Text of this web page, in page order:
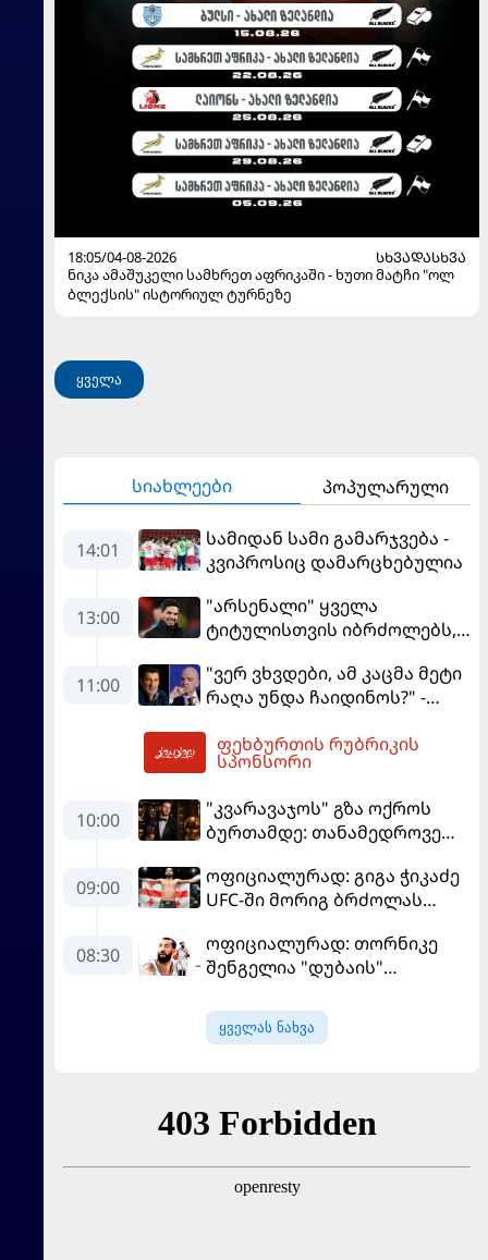
18:05/04-08-2026
ᲡᲮᲕᲐᲓᲐᲡᲮᲕᲐ
ნიკა ამაშუკელი სამხრეთ აფრიკაში - ხუთი მატჩი "ოლ
ბლექსის" ისტორიულ ტურნეზე
ყველა
სიახლეები პოპულარული
14:01
სამიდან სამი გამარჯვება -
კვიპროსიც დამარცხებულია
13:00
"არსენალი" ყველა
ტიტულისთვის იბრძოლებს,
გვსურს" - მიკელ არტეტა
11:00
"ვერ ვხვდები, ამ კაცმა მეტი
რაღა უნდა ჩაიდინოს?" -
გადადგომას მოითხოვს
ფეხბურთის რუბრიკის
სპონსორი
10:00
"კვარავაჯოს" გზა ოქროს
ბურთამდე: თანამედროვე
09:00
ოფიციალურად: გიგა ჭიკაძე
UFC-ში მორიგ ბრძოლას
08:30
ოფიციალურად: თორნიკე
შენგელია "დუბაის"
ყველას ნახვა